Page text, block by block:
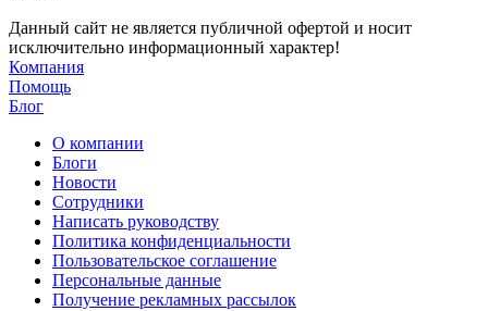
Данный сайт не является публичной офертой и носит
исключительно информационный характер!
Компания
Помощь
Блог
О компании
Блоги
Новости
Сотрудники
Написать руководству
Политика конфиденциальности
Пользовательское соглашение
Персональные данные
Получение рекламных рассылок